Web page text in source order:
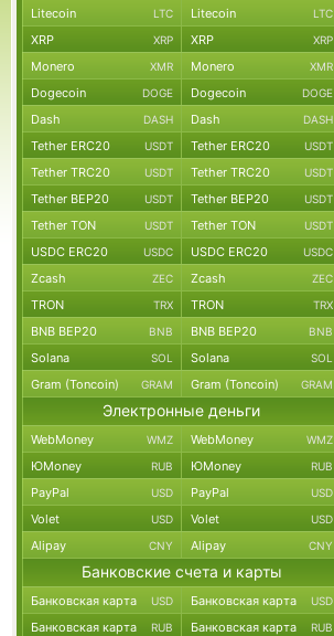
Litecoin LTC Litecoin LTC
XRP XRP XRP XRP
Monero XMR Monero XMR
Dogecoin DOGE Dogecoin DOGE
Dash DASH Dash DASH
Tether ERC20 USDT Tether ERC20 USDT
Tether TRC20 USDT Tether TRC20 USDT
Tether BEP20 USDT Tether BEP20 USDT
Tether TON USDT Tether TON USDT
USDC ERC20 USDC USDC ERC20 USDC
Zcash ZEC Zcash ZEC
TRON TRX TRON TRX
BNB BEP20 BNB BNB BEP20 BNB
Solana SOL Solana SOL
Gram (Toncoin) GRAM Gram (Toncoin) GRAM
Электронные деньги
WebMoney WMZ WebMoney WMZ
ЮMoney RUB ЮMoney RUB
PayPal USD PayPal USD
Volet USD Volet USD
Alipay CNY Alipay CNY
Банковские счета и карты
Банковская карта USD Банковская карта USD
Банковская карта RUB Банковская карта RUB